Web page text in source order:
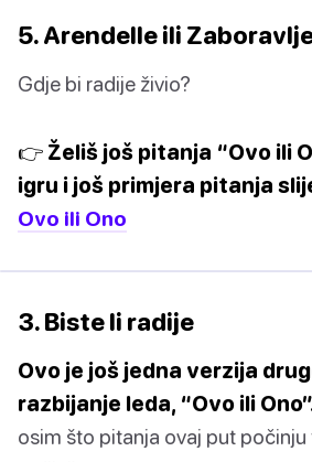
5. Arendelle ili
Gdje bi radije živio?
👉 Želiš još pitanja “Ovo ili
igru ​​i još primjera pitanja
Ovo ili Ono
3. Biste li radije
Ovo je još jedna verzija
razbijanje leda, “Ovo ili
osim što pitanja ovaj put počinju